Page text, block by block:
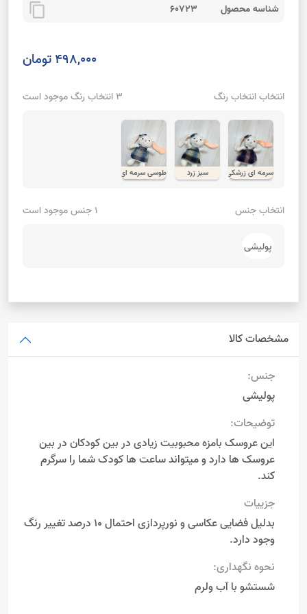
شناسه محصول 60723
content_copy
498,000 تومان
انتخاب انتخاب رنگ 3 انتخاب رنگ موجود است
سرمه ای زرشکی سبز زرد طوسی سرمه ای
انتخاب جنس 1 جنس موجود است
پولیشی
مشخصات کالا
جنس:
پولیشی
توضیحات:
این عروسک بامزه محبوبیت زیادی در بین کودکان در بین
عروسک ها دارد و میتواند ساعت ها کودک شما را سرگرم
کند.
جزییات
بدلیل فضایی عکاسی و نورپردازی احتمال 10 درصد تغییر رنگ
وجود دارد.
نحوه نگهداری:
شستشو با آب ولرم